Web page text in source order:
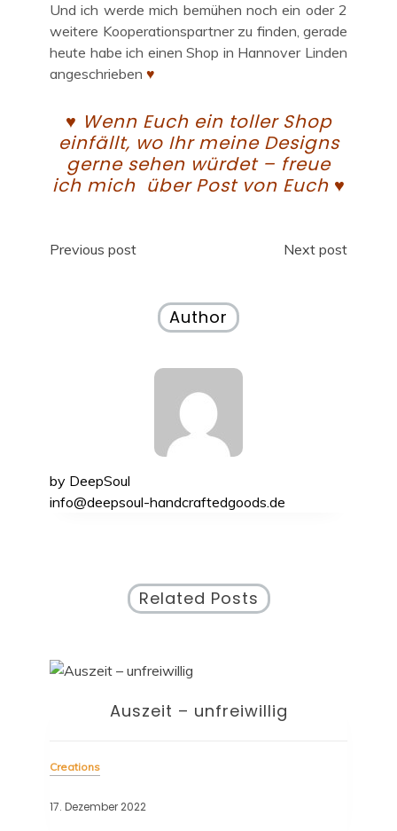
Und ich werde mich bemühen noch ein oder 2
weitere Kooperationspartner zu finden, gerade
heute habe ich einen Shop in Hannover Linden
angeschrieben ♥
♥ Wenn Euch ein toller Shop
einfällt, wo Ihr meine Designs
gerne sehen würdet – freue
ich mich über Post von Euch ♥
Beitragsnavigation
Previous post Next post
Author
by DeepSoul
info@deepsoul-handcraftedgoods.de
Related Posts
Auszeit – unfreiwillig
Creations
17. Dezember 2022